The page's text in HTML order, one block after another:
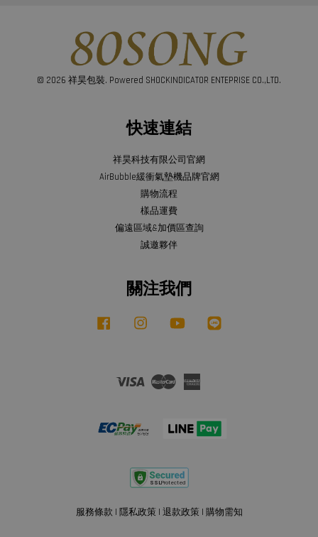
© 2026 祥昊包裝. Powered SHOCKINDICATOR ENTEPRISE CO.,LTD.
快速連結
祥昊科技有限公司官網
AirBubble緩衝氣墊機品牌官網
購物流程
樣品運費
偏遠區域&加價區查詢
誠邀夥伴
關注我們
Facebook Instagram YouTube
Visa Master
服務條款 | 隱私政策| 退款政策| 購物需知